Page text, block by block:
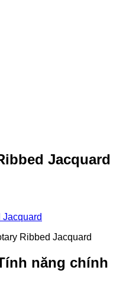
Jacquard
Jacquard
năng chính